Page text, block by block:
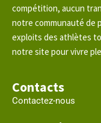
compétition, aucun
notre communauté de
exploits des athlètes
notre site pour vivre
Contacts
Contactez-nous